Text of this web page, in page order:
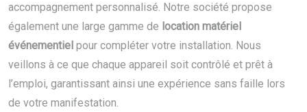
accompagnement personnalisé. Notre société propose
également une large gamme de location matériel
événementiel pour compléter votre installation. Nous
veillons à ce que chaque appareil soit contrôlé et prêt à
l’emploi, garantissant ainsi une expérience sans faille lors
de votre manifestation.